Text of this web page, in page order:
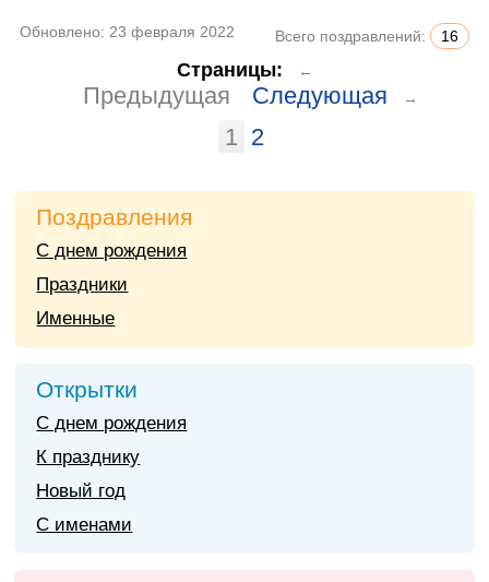
Обновлено: 23 февраля 2022 Всего поздравлений: 16
Страницы: ←
Предыдущая Следующая →
1 2
Поздравления
С днем рождения
Праздники
Именные
Открытки
С днем рождения
К празднику
Новый год
С именами